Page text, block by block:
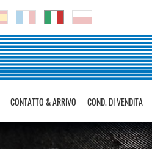
CONTATTO & ARRIVO COND. DI VENDITA